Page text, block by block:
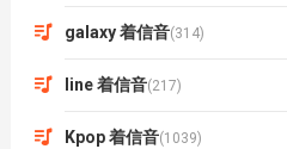
galaxy 着信音(314)
line 着信音(217)
Kpop 着信音(1039)